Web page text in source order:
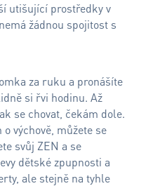
utišující prostředky v
žádnou spojitost s
za ruku a pronášíte
si řvi hodinu. Až
se chovat, čekám dole.
výchově, můžete se
svůj ZEN a se
dětské zpupnosti a
ale stejně na tyhle